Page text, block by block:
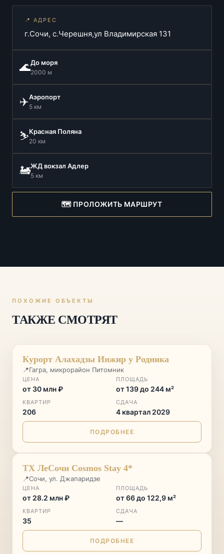
📍 АДРЕС
г.Сочи, с.Черешня,ул Владимирская 131
🌊До моря
2000 м
✈️Аэропорт
5 км
⛷️Красная Поляна
20 км
🚂ЖД вокзал Адлер
5 км
🗺️ ПРОЛОЖИТЬ МАРШРУТ
ПОХОЖИЕ ОБЪЕКТЫ
ТАКЖЕ СМОТРЯТ
СТАРТ ПРОДАЖ
Курорт Алахадзы Инжир у Родника
📍Гагра, микрорайон Питомник
ЦЕНА
от 30 млн ₽
ПЛОЩАДЬ
от 139 до 244 м²
КВАРТИР
206
СДАЧА
4 квартал 2029
ПОДРОБНЕЕ
ТХ ЛеСочи Cosmos Stay 4*
📍Сочи, ул. Джапаридзе
ЦЕНА
от 28.2 млн ₽
ПЛОЩАДЬ
от 66 до 122,9 м²
КВАРТИР
35
СДАЧА
—
ПОДРОБНЕЕ